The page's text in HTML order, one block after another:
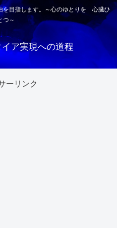
を目指します。～心のゆとりを 心臓ひ
つ～
ア実現への道程
ーリンク